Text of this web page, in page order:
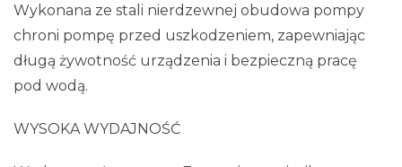
Wykonana ze stali nierdzewnej obudowa pompy
chroni pompę przed uszkodzeniem, zapewniając
długą żywotność urządzenia i bezpieczną pracę
pod wodą.
WYSOKA WYDAJNOŚĆ